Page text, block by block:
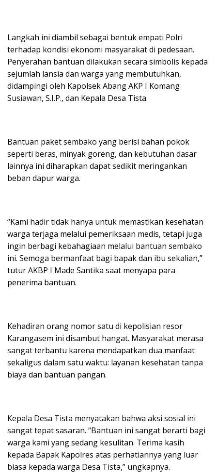
Langkah ini diambil sebagai bentuk empati Polri
terhadap kondisi ekonomi masyarakat di pedesaan.
Penyerahan bantuan dilakukan secara simbolis kepada
sejumlah lansia dan warga yang membutuhkan,
didampingi oleh Kapolsek Abang AKP I Komang
Susiawan, S.I.P., dan Kepala Desa Tista.
Bantuan paket sembako yang berisi bahan pokok
seperti beras, minyak goreng, dan kebutuhan dasar
lainnya ini diharapkan dapat sedikit meringankan
beban dapur warga.
“Kami hadir tidak hanya untuk memastikan kesehatan
warga terjaga melalui pemeriksaan medis, tetapi juga
ingin berbagi kebahagiaan melalui bantuan sembako
ini. Semoga bermanfaat bagi bapak dan ibu sekalian,”
tutur AKBP I Made Santika saat menyapa para
penerima bantuan.
Kehadiran orang nomor satu di kepolisian resor
Karangasem ini disambut hangat. Masyarakat merasa
sangat terbantu karena mendapatkan dua manfaat
sekaligus dalam satu waktu: layanan kesehatan tanpa
biaya dan bantuan pangan.
Kepala Desa Tista menyatakan bahwa aksi sosial ini
sangat tepat sasaran. “Bantuan ini sangat berarti bagi
warga kami yang sedang kesulitan. Terima kasih
kepada Bapak Kapolres atas perhatiannya yang luar
biasa kepada warga Desa Tista,” ungkapnya.